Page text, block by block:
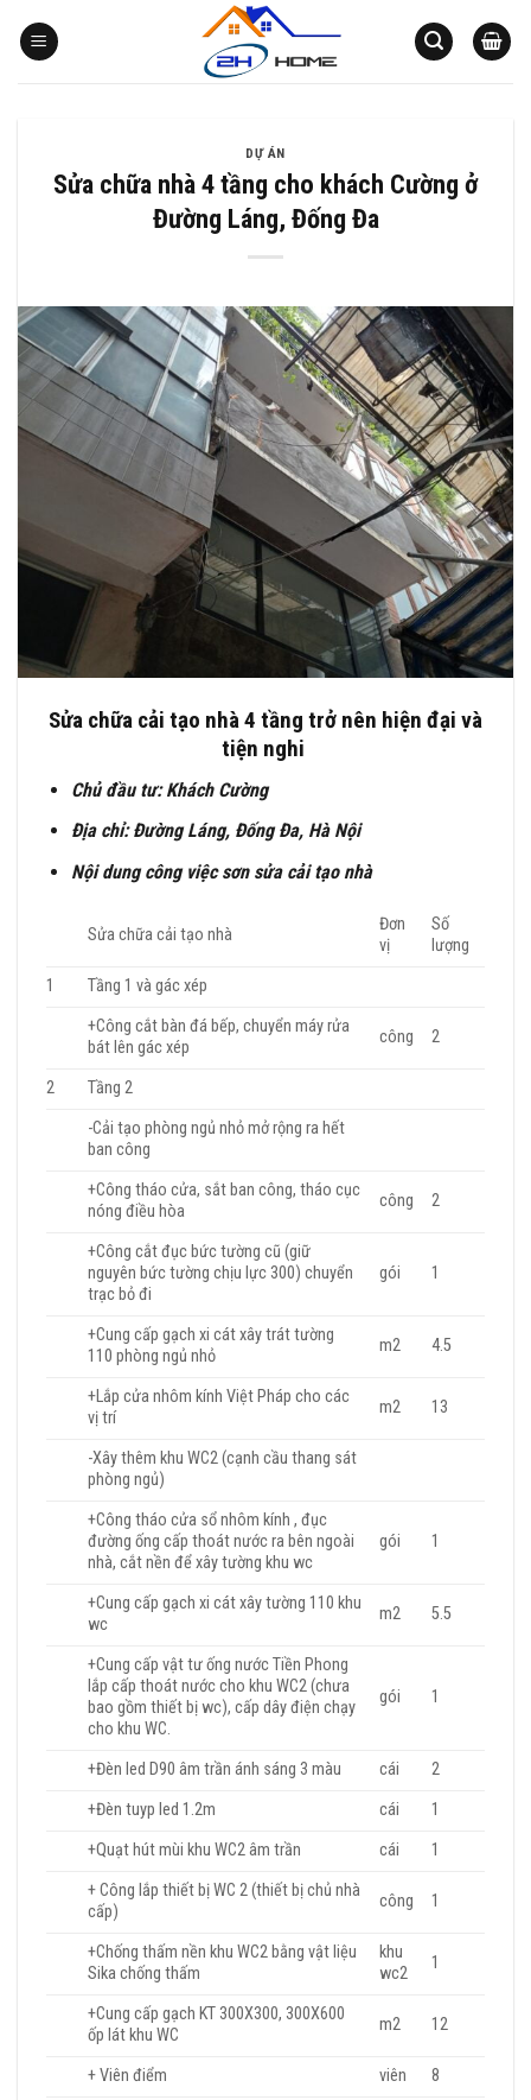
qua
DỰ ÁN
Sửa chữa nhà 4 tầng cho khách Cường ở
Đường Láng, Đống Đa
Sửa chữa cải tạo nhà 4 tầng trở nên hiện đại và
tiện nghi
Chủ đầu tư: Khách Cường
Địa chỉ: Đường Láng, Đống Đa, Hà Nội
Nội dung công việc sơn sửa cải tạo nhà
Sửa chữa cải tạo nhà
Đơn
vị
Số
lượng
1
Tầng 1 và gác xép
+Công cắt bàn đá bếp, chuyển máy rửa
bát lên gác xép
công 2
2
Tầng 2
-Cải tạo phòng ngủ nhỏ mở rộng ra hết
ban công
+Công tháo cửa, sắt ban công, tháo cục
nóng điều hòa
công 2
+Công cắt đục bức tường cũ (giữ
nguyên bức tường chịu lực 300) chuyển
trạc bỏ đi
gói 1
+Cung cấp gạch xi cát xây trát tường
110 phòng ngủ nhỏ
m2 4.5
+Lắp cửa nhôm kính Việt Pháp cho các
vị trí
m2 13
-Xây thêm khu WC2 (cạnh cầu thang sát
phòng ngủ)
+Công tháo cửa sổ nhôm kính , đục
đường ống cấp thoát nước ra bên ngoài
nhà, cắt nền để xây tường khu wc
gói 1
+Cung cấp gạch xi cát xây tường 110 khu
wc
m2 5.5
+Cung cấp vật tư ống nước Tiền Phong
lắp cấp thoát nước cho khu WC2 (chưa
bao gồm thiết bị wc), cấp dây điện chạy
cho khu WC.
gói 1
+Đèn led D90 âm trần ánh sáng 3 màu cái
2
+Đèn tuyp led 1.2m
cái
1
+Quạt hút mùi khu WC2 âm trần
cái
1
+ Công lắp thiết bị WC 2 (thiết bị chủ nhà
cấp)
công 1
+Chống thấm nền khu WC2 bằng vật liệu
Sika chống thấm
khu
wc2
1
+Cung cấp gạch KT 300X300, 300X600
ốp lát khu WC
m2 12
+ Viên điểm viên 8